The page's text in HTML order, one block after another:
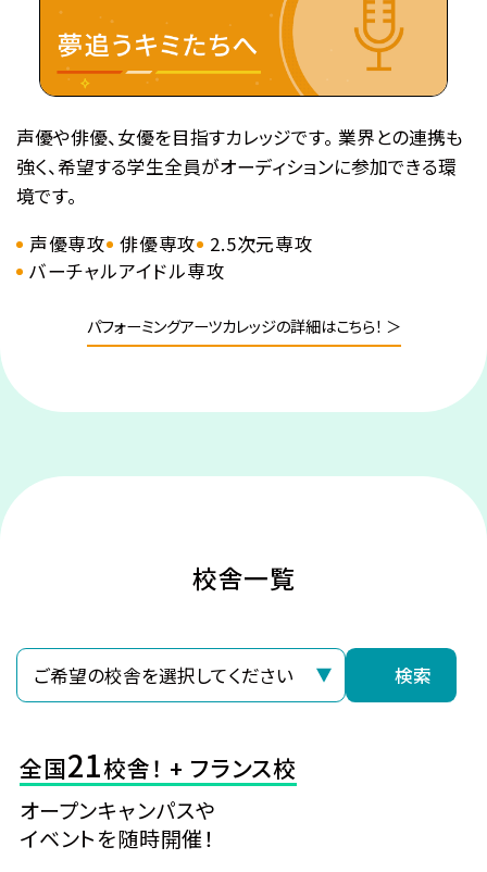
●注意事項
※各体験授業には定員に限りがございます。
※定員数は校舎毎に異なります。
そのため、ご予約状況により、
抽選等の対応をさせていただく場合がございます。
予約確定のご連絡をいたします。
それまでは予約完了しておりませんので
※中学生以上の方が対象となります。
声優や俳優、女優を目指すカレッジです。 業界との連携も
強く、希望する学生全員がオーディションに参加できる環
境です。
声優専攻 俳優専攻 2.5次元専攻
バーチャルアイドル専攻
パフォーミングアーツカレッジの詳細はこちら！ ＞
校舎一覧
検索
全国21校舎！ + フランス校
オープンキャンパスや
イベントを随時開催！